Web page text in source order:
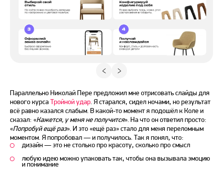
Параллельно Николай Пере предложил мне отрисовать слайды для
нового курсаТройной удар. Я старался, сидел ночами, но результат
всё равно казался слабым. В какой-то момент я подошёл к Коле и
сказал: «Кажется, у меня не получится». На что он ответил просто:
«Попробуй ещё раз». И это «ещё раз» стало для меня переломным
моментом. Я попробовал — и получилось. Так я понял, что:
дизайн — это не столько про красоту, сколько про смысл
любую идею можно упаковать так, чтобы она вызывала эмоцию
и понимание